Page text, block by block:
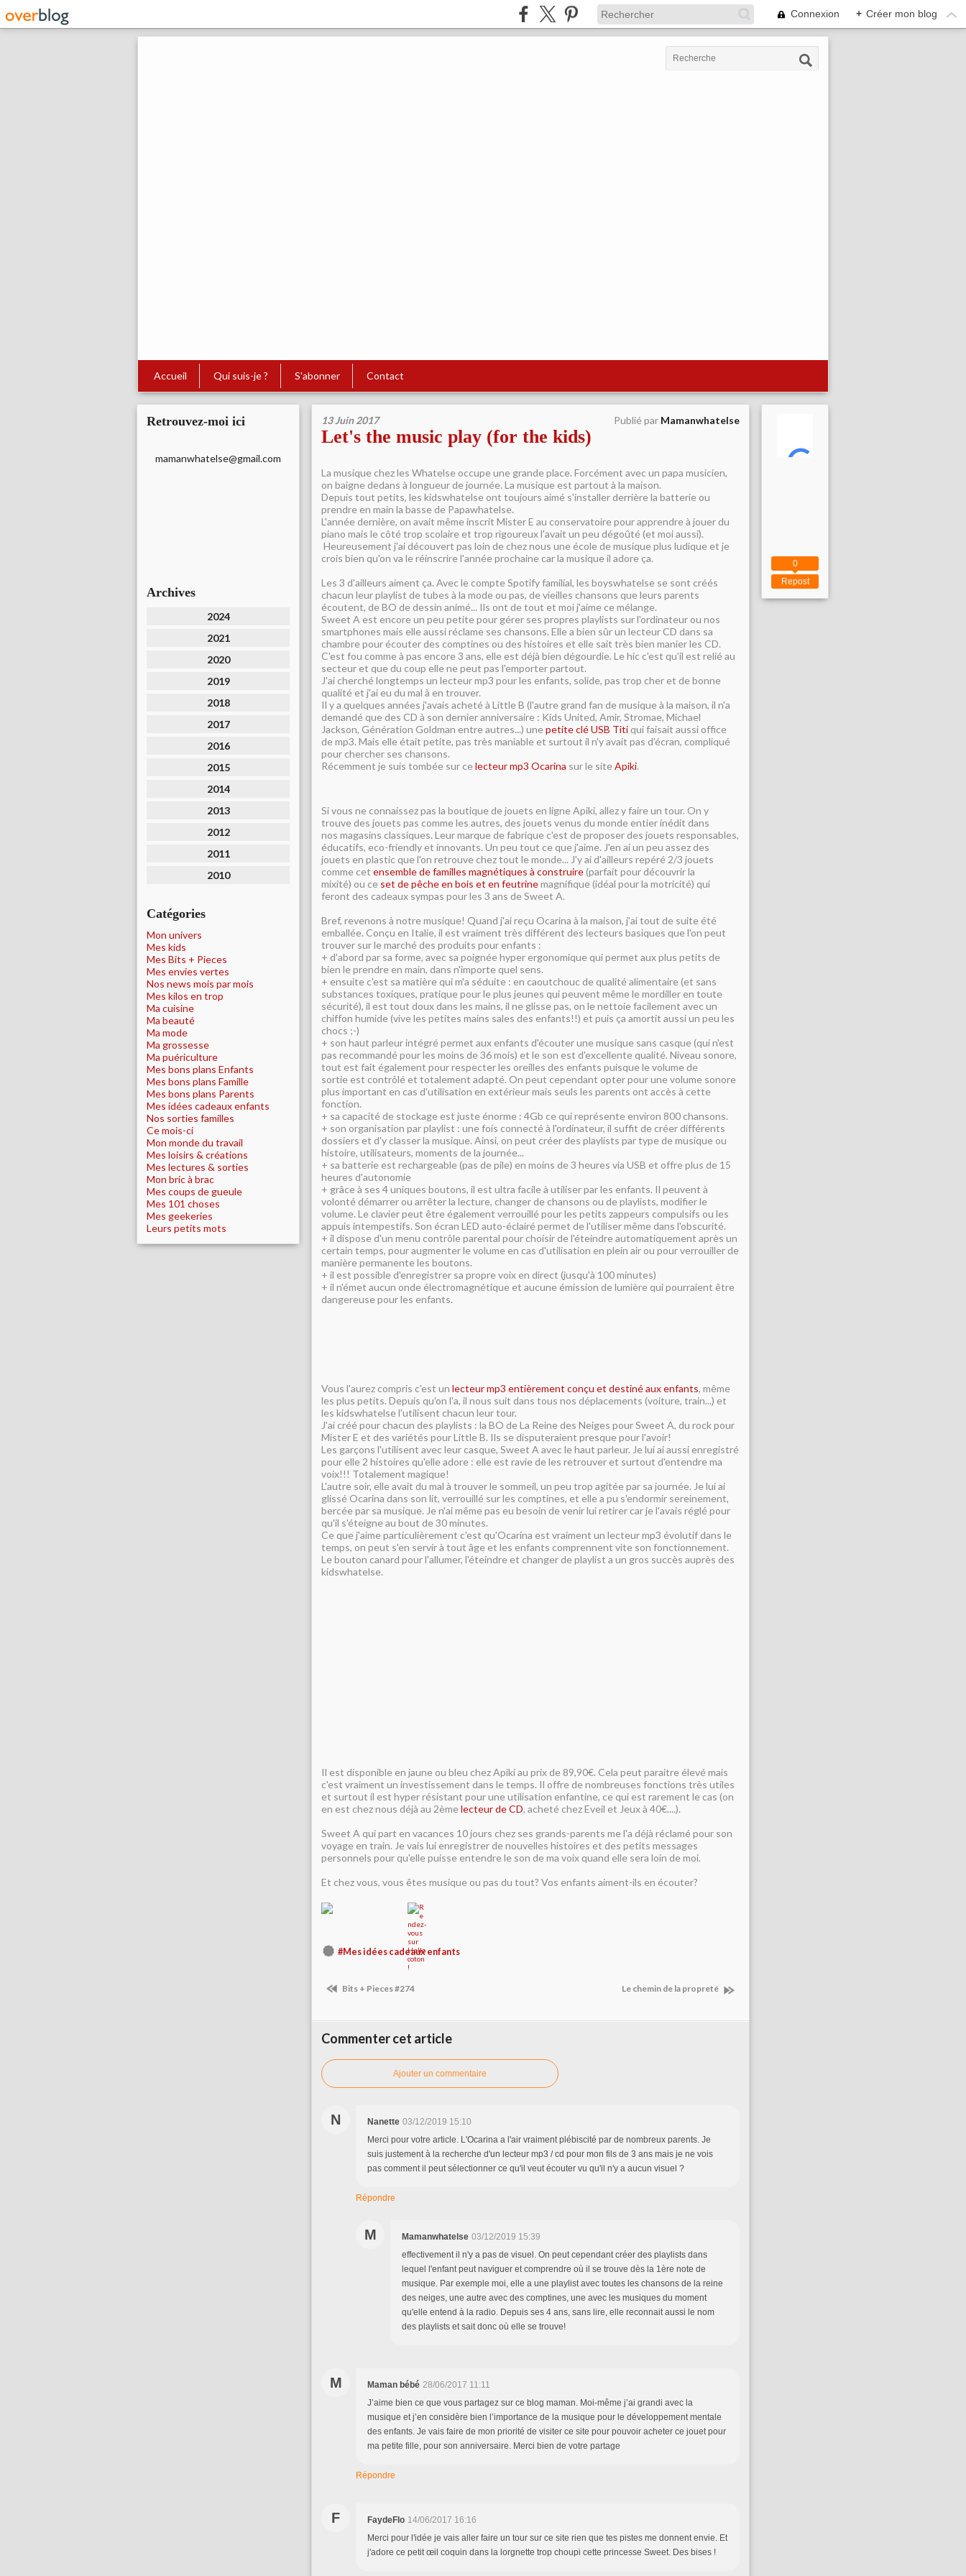
Connexion + Créer mon blog
Accueil Qui suis-je ? S'abonner Contact
Retrouvez-moi ici
mamanwhatelse@gmail.com
Archives
2024
2021
2020
2019
2018
2017
2016
2015
2014
2013
2012
2011
2010
Catégories
Mon univers
Mes kids
Mes Bits + Pieces
Mes envies vertes
Nos news mois par mois
Mes kilos en trop
Ma cuisine
Ma beauté
Ma mode
Ma grossesse
Ma puériculture
Mes bons plans Enfants
Mes bons plans Famille
Mes bons plans Parents
Mes idées cadeaux enfants
Nos sorties familles
Ce mois-ci
Mon monde du travail
Mes loisirs & créations
Mes lectures & sorties
Mon bric à brac
Mes coups de gueule
Mes 101 choses
Mes geekeries
Leurs petits mots
13 Juin 2017 Publié par Mamanwhatelse
Let's the music play (for the kids)
La musique chez les Whatelse occupe une grande place. Forcément avec un papa musicien,
on baigne dedans à longueur de journée. La musique est partout à la maison.
Depuis tout petits, les kidswhatelse ont toujours aimé s'installer derrière la batterie ou
prendre en main la basse de Papawhatelse.
L'année dernière, on avait même inscrit Mister E au conservatoire pour apprendre à jouer du
piano mais le côté trop scolaire et trop rigoureux l'avait un peu dégoûté (et moi aussi).
Heureusement j'ai découvert pas loin de chez nous une école de musique plus ludique et je
crois bien qu'on va le réinscrire l'année prochaine car la musique il adore ça.
Les 3 d'ailleurs aiment ça. Avec le compte Spotify familial, les boyswhatelse se sont créés
chacun leur playlist de tubes à la mode ou pas, de vieilles chansons que leurs parents
écoutent, de BO de dessin animé... Ils ont de tout et moi j'aime ce mélange.
Sweet A est encore un peu petite pour gérer ses propres playlists sur l'ordinateur ou nos
smartphones mais elle aussi réclame ses chansons. Elle a bien sûr un lecteur CD dans sa
chambre pour écouter des comptines ou des histoires et elle sait très bien manier les CD.
C'est fou comme à pas encore 3 ans, elle est déjà bien dégourdie. Le hic c'est qu'il est relié au
secteur et que du coup elle ne peut pas l'emporter partout.
J'ai cherché longtemps un lecteur mp3 pour les enfants, solide, pas trop cher et de bonne
qualité et j'ai eu du mal à en trouver.
Il y a quelques années j'avais acheté à Little B (l'autre grand fan de musique à la maison, il n'a
demandé que des CD à son dernier anniversaire : Kids United, Amir, Stromae, Michael
Jackson, Génération Goldman entre autres...) unepetite clé USB Titi qui faisait aussi office
de mp3. Mais elle était petite, pas très maniable et surtout il n'y avait pas d'écran, compliqué
pour chercher ses chansons.
Récemment je suis tombée sur celecteur mp3 Ocarina sur le siteApiki.
Si vous ne connaissez pas la boutique de jouets en ligne Apiki, allez y faire un tour. On y
trouve des jouets pas comme les autres, des jouets venus du monde entier inédit dans
nos magasins classiques. Leur marque de fabrique c'est de proposer des jouets responsables,
éducatifs, eco-friendly et innovants. Un peu tout ce que j'aime. J'en ai un peu assez des
jouets en plastic que l'on retrouve chez tout le monde... J'y ai d'ailleurs repéré 2/3 jouets
comme cet ensemble de familles magnétiques à construire(parfait pour découvrir la
mixité) ou ce set de pêche en bois et en feutrinemagnifique (idéal pour la motricité) qui
feront des cadeaux sympas pour les 3 ans de Sweet A.
Bref, revenons à notre musique! Quand j'ai reçu Ocarina à la maison, j'ai tout de suite été
emballée. Conçu en Italie, il est vraiment très différent des lecteurs basiques que l'on peut
trouver sur le marché des produits pour enfants :
+ d'abord par sa forme, avec sa poignée hyper ergonomique qui permet aux plus petits de
bien le prendre en main, dans n'importe quel sens.
+ ensuite c'est sa matière qui m'a séduite : en caoutchouc de qualité alimentaire (et sans
substances toxiques, pratique pour le plus jeunes qui peuvent même le mordiller en toute
sécurité), il est tout doux dans les mains, il ne glisse pas, on le nettoie facilement avec un
chiffon humide (vive les petites mains sales des enfants!!) et puis ça amortit aussi un peu les
chocs ;-)
+ son haut parleur intégré permet aux enfants d'écouter une musique sans casque (qui n'est
pas recommandé pour les moins de 36 mois) et le son est d'excellente qualité. Niveau sonore,
tout est fait également pour respecter les oreilles des enfants puisque le volume de
sortie est contrôlé et totalement adapté. On peut cependant opter pour une volume sonore
plus important en cas d'utilisation en extérieur mais seuls les parents ont accès à cette
fonction.
+ sa capacité de stockage est juste énorme : 4Gb ce qui représente environ 800 chansons.
+ son organisation par playlist : une fois connecté à l'ordinateur, il suffit de créer différents
dossiers et d'y classer la musique. Ainsi, on peut créer des playlists par type de musique ou
histoire, utilisateurs, moments de la journée...
+ sa batterie est rechargeable (pas de pile) en moins de 3 heures via USB et offre plus de 15
heures d'autonomie
+ grâce à ses 4 uniques boutons, il est ultra facile à utiliser par les enfants. Il peuvent à
volonté démarrer ou arrêter la lecture, changer de chansons ou de playlists, modifier le
volume. Le clavier peut être également verrouillé pour les petits zappeurs compulsifs ou les
appuis intempestifs. Son écran LED auto-éclairé permet de l'utiliser même dans l'obscurité.
+ il dispose d'un menu contrôle parental pour choisir de l'éteindre automatiquement après un
certain temps, pour augmenter le volume en cas d'utilisation en plein air ou pour verrouiller de
manière permanente les boutons.
+ il est possible d'enregistrer sa propre voix en direct (jusqu'à 100 minutes)
+ il n'émet aucun onde électromagnétique et aucune émission de lumière qui pourraient être
dangereuse pour les enfants.
Vous l'aurez compris c'est un lecteur mp3 entièrement conçu et destiné aux enfants, même
les plus petits. Depuis qu'on l'a, il nous suit dans tous nos déplacements (voiture, train...) et
les kidswhatelse l'utilisent chacun leur tour.
J'ai créé pour chacun des playlists : la BO de La Reine des Neiges pour Sweet A, du rock pour
Mister E et des variétés pour Little B. Ils se disputeraient presque pour l'avoir!
Les garçons l'utilisent avec leur casque, Sweet A avec le haut parleur. Je lui ai aussi enregistré
pour elle 2 histoires qu'elle adore : elle est ravie de les retrouver et surtout d'entendre ma
voix!!! Totalement magique!
L'autre soir, elle avait du mal à trouver le sommeil, un peu trop agitée par sa journée. Je lui ai
glissé Ocarina dans son lit, verrouillé sur les comptines, et elle a pu s'endormir sereinement,
bercée par sa musique. Je n'ai même pas eu besoin de venir lui retirer car je l'avais réglé pour
qu'il s'éteigne au bout de 30 minutes.
Ce que j'aime particulièrement c'est qu'Ocarina est vraiment un lecteur mp3 évolutif dans le
temps, on peut s'en servir à tout âge et les enfants comprennent vite son fonctionnement.
Le bouton canard pour l'allumer, l'éteindre et changer de playlist a un gros succès auprès des
kidswhatelse.
Il est disponible en jaune ou bleu chez Apiki au prix de 89,90€. Cela peut paraitre élevé mais
c'est vraiment un investissement dans le temps. Il offre de nombreuses fonctions très utiles
et surtout il est hyper résistant pour une utilisation enfantine, ce qui est rarement le cas (on
en est chez nous déjà au 2èmelecteur de CD, acheté chez Eveil et Jeux à 40€....).
Sweet A qui part en vacances 10 jours chez ses grands-parents me l'a déjà réclamé pour son
voyage en train. Je vais lui enregistrer de nouvelles histoires et des petits messages
personnels pour qu'elle puisse entendre le son de ma voix quand elle sera loin de moi.
Et chez vous, vous êtes musique ou pas du tout? Vos enfants aiment-ils en écouter?
#Mes idées cadeaux enfants
Bits + Pieces #274 Le chemin de la propreté
Commenter cet article
Ajouter un commentaire
N Nanette 03/12/2019 15:10
Merci pour votre article. L'Ocarina a l'air vraiment plébiscité par de nombreux parents. Je
suis justement à la recherche d'un lecteur mp3 / cd pour mon fils de 3 ans mais je ne vois
pas comment il peut sélectionner ce qu'il veut écouter vu qu'il n'y a aucun visuel ?
Répondre
M Mamanwhatelse 03/12/2019 15:39
effectivement il n'y a pas de visuel. On peut cependant créer des playlists dans
lequel l'enfant peut naviguer et comprendre où il se trouve dès la 1ère note de
musique. Par exemple moi, elle a une playlist avec toutes les chansons de la reine
des neiges, une autre avec des comptines, une avec les musiques du moment
qu'elle entend à la radio. Depuis ses 4 ans, sans lire, elle reconnait aussi le nom
des playlists et sait donc où elle se trouve!
M Maman bébé 28/06/2017 11:11
J’aime bien ce que vous partagez sur ce blog maman. Moi-même j’ai grandi avec la
musique et j’en considère bien l’importance de la musique pour le développement mentale
des enfants. Je vais faire de mon priorité de visiter ce site pour pouvoir acheter ce jouet pour
ma petite fille, pour son anniversaire. Merci bien de votre partage
Répondre
F FaydeFlo 14/06/2017 16:16
Merci pour l'idée je vais aller faire un tour sur ce site rien que tes pistes me donnent envie. Et
j'adore ce petit œil coquin dans la lorgnette trop choupi cette princesse Sweet. Des bises !
Repost
0